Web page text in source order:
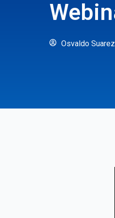
Osvaldo Suarez